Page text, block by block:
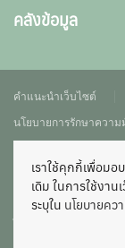
คลังข้อมูล
คำแนะนำเว็บไซต์
นโยบายการรักษาควา
เว็บไซต์นี้ เป็นเว็บไซต์
เพื่อส่งเสริมให้ผู้ปกครอ
ไม่ได้มีวัตถุประสงค์เพื่
ทางปัญญาปรากฏอยู่ใน
เราใช้คุกกี้เพื่อมอ
เดิม ในการใช้งา
ระบุใน นโยบายคว